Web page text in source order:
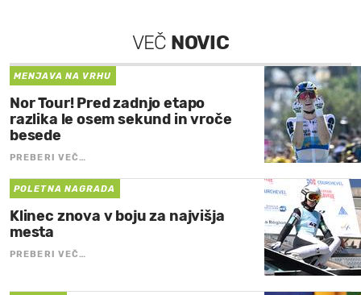
VEČ NOVIC
MENJAVA NA VRHU
Nor Tour! Pred zadnjo etapo
razlika le osem sekund in vroče
besede
PREBERI VEČ…
POLETNA NAGRADA
Klinec znova v boju za najvišja
mesta
PREBERI VEČ…